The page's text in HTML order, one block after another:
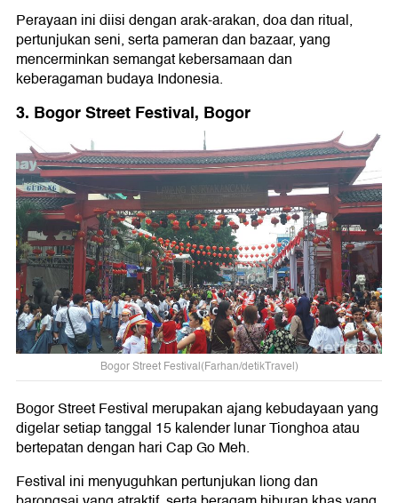
Perayaan ini diisi dengan arak-arakan, doa dan ritual,
pertunjukan seni, serta pameran dan bazaar, yang
mencerminkan semangat kebersamaan dan
keberagaman budaya Indonesia.
3. Bogor Street Festival, Bogor
Bogor Street Festival(Farhan/detikTravel)
Bogor Street Festival merupakan ajang kebudayaan yang
digelar setiap tanggal 15 kalender lunar Tionghoa atau
bertepatan dengan hari Cap Go Meh.
Festival ini menyuguhkan pertunjukan liong dan